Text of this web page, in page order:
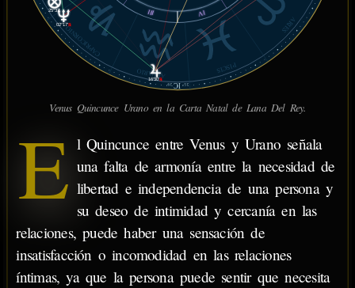
25°
IC
29'
ARIES
CAPRICORNIO
ACUARIO PISCIS
III IV
16°30'℞
02°17'℞
25°37'
Venus Quincunce Urano en la Carta Natal de Lana Del Rey.
E l Quincunce entre Venus y Urano señala
una falta de armonía entre la necesidad de
libertad e independencia de una persona y
su deseo de intimidad y cercanía en las
relaciones, puede haber una sensación de
insatisfacción o incomodidad en las relaciones
íntimas, ya que la persona puede sentir que necesita